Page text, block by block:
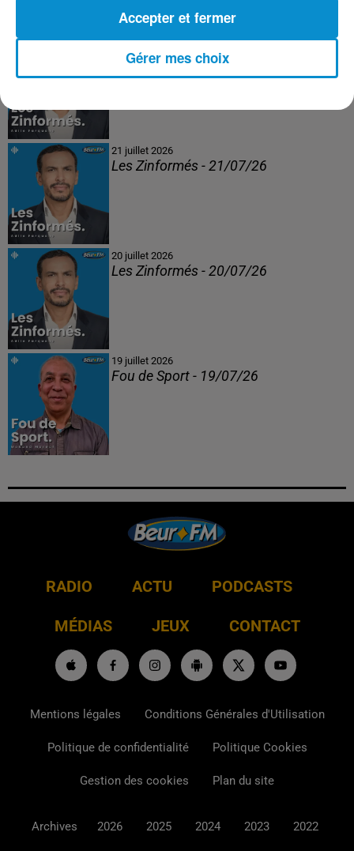
Les Zinformés - 22/07/26
21 juillet 2026
Les Zinformés - 21/07/26
20 juillet 2026
Les Zinformés - 20/07/26
19 juillet 2026
Fou de Sport - 19/07/26
RADIO ACTU PODCASTS
MÉDIAS JEUX CONTACT
Mentions légales Conditions Générales d'Utilisation
Politique de confidentialité Politique Cookies
Gestion des cookies Plan du site
Archives 2026 2025 2024 2023 2022
Gérer mes choix
Accepter et fermer